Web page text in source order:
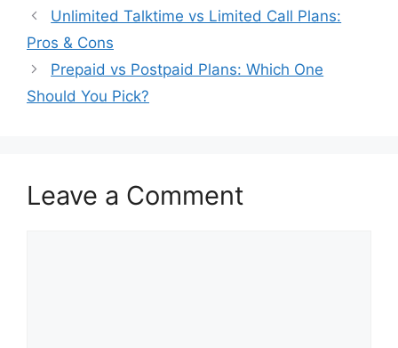
Unlimited Talktime vs Limited Call Plans:
Pros & Cons
Prepaid vs Postpaid Plans: Which One
Should You Pick?
Leave a Comment